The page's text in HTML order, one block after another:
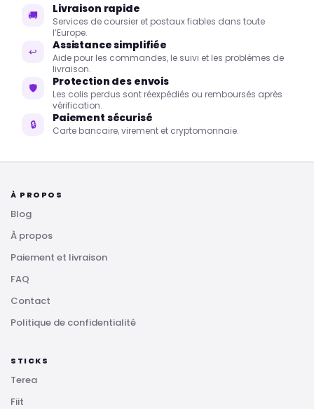
🚚 Livraison rapide
Services de coursier et postaux fiables dans toute
l’Europe.
↩ Assistance simplifiée
Aide pour les commandes, le suivi et les problèmes de
livraison.
🛡 Protection des envois
Les colis perdus sont réexpédiés ou remboursés après
vérification.
🔒 Paiement sécurisé
Carte bancaire, virement et cryptomonnaie.
À PROPOS
Blog
À propos
Paiement et livraison
FAQ
Contact
Politique de confidentialité
STICKS
Terea
Fiit